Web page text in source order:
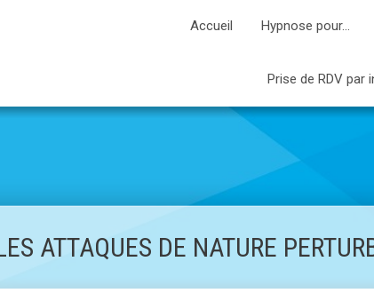
Accueil Hypnose pour…
Prise de RDV par
ATTAQUES DE NATURE